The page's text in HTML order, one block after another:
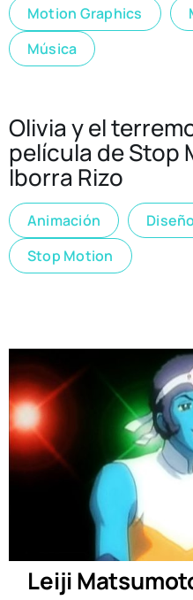
Motion Graphics
Música
Olivia y el
película de Stop
Iborra Rizo
Animación
Stop Motion
Leiji